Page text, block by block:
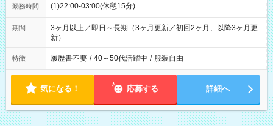
勤務時間 (1)22:00-03:00(休憩15分)
期間
3ヶ月以上／即日～長期（3ヶ月更新／初回2ヶ月、以降3ヶ月更
新）
特徴 履歴書不要 / 40～50代活躍中 / 服装自由
気になる！ 応募する 詳細へ